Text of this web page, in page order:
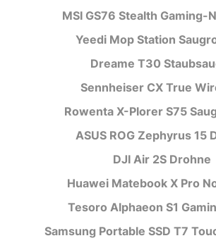
MSI GS76 Stealth Gaming-
Yeedi Mop Station
Dreame T30
Sennheiser CX True
Rowenta X-Plorer S75
ASUS ROG Zephyrus 15
DJI Air 2S Drohne
Huawei Matebook X Pro
Tesoro Alphaeon S1
Samsung Portable SSD T7